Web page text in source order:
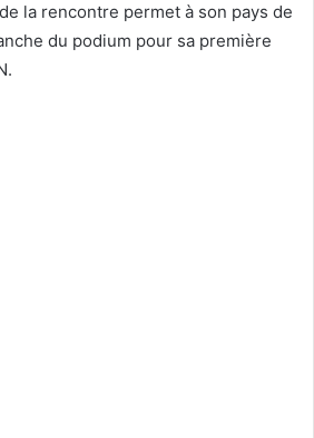
la rencontre permet à son pays de
du podium pour sa première